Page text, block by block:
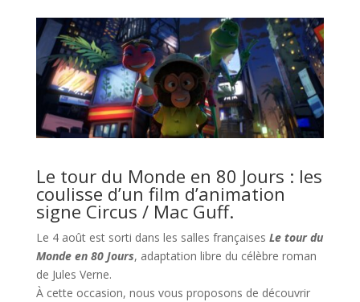
Le tour du Monde en 80 Jours : les
coulisse d’un film d’animation
signe Circus / Mac Guff.
Le 4 août est sorti dans les salles françaises Le tour du
Monde en 80 Jours, adaptation libre du célèbre roman
de Jules Verne.
À cette occasion, nous vous proposons de découvrir